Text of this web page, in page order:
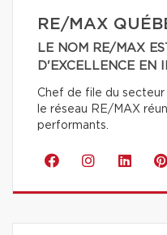
RE/MAX
LE NOM RE/MAX
D'EXCELLENCE EN
Chef de file du secteur
le réseau RE/MAX
performants.